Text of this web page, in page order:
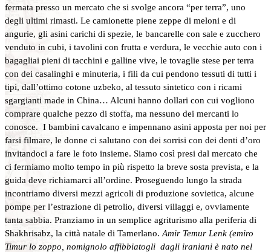
fermata presso un mercato che si svolge ancora “per terra”, uno
degli ultimi rimasti. Le camionette piene zeppe di meloni e di
angurie, gli asini carichi di spezie, le bancarelle con sale e zucchero
venduto in cubi, i tavolini con frutta e verdura, le vecchie auto con i
bagagliai pieni di tacchini e galline vive, le tovaglie stese per terra
con dei casalinghi e minuteria, i fili da cui pendono tessuti di tutti i
tipi, dall’ottimo cotone uzbeko, al tessuto sintetico con i ricami
sgargianti made in China… Alcuni hanno dollari con cui vogliono
comprare qualche pezzo di stoffa, ma nessuno dei mercanti lo
conosce. I bambini cavalcano e impennano asini apposta per noi per
farsi filmare, le donne ci salutano con dei sorrisi con dei denti d’oro
invitandoci a fare le foto insieme. Siamo così presi dal mercato che
ci fermiamo molto tempo in più rispetto la breve sosta prevista, e la
guida deve richiamarci all’ordine. Proseguendo lungo la strada
incontriamo diversi mezzi agricoli di produzione sovietica, alcune
pompe per l’estrazione di petrolio, diversi villaggi e, ovviamente
tanta sabbia. Pranziamo in un semplice agriturismo alla periferia di
Shakhrisabz, la città natale di Tamerlano. Amir Temur Lenk (emiro
Timur lo zoppo, nomignolo affibbiatogli dagli iraniani è nato nel